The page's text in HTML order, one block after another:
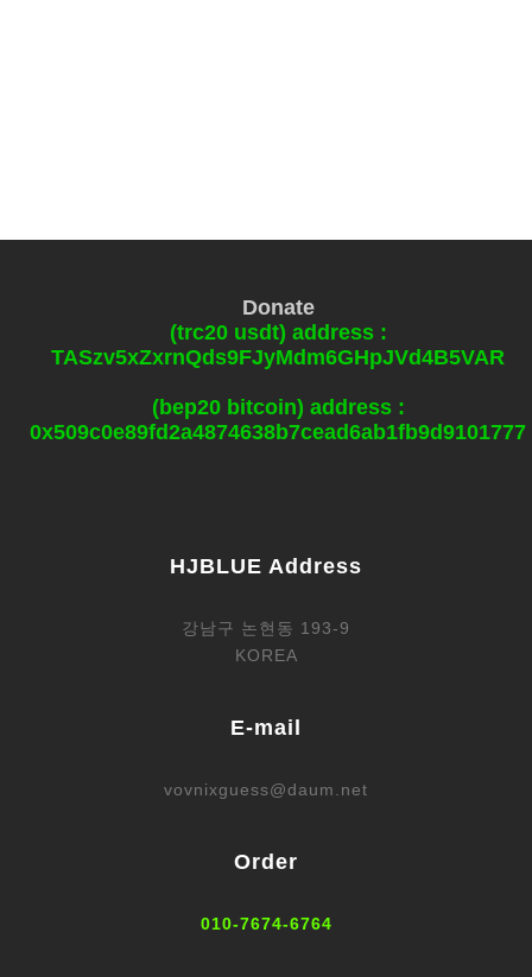
Donate
(trc20 usdt) address :
TASzv5xZxrnQds9FJyMdm6GHpJVd4B5VAR
(bep20 bitcoin) address :
0x509c0e89fd2a4874638b7cead6ab1fb9d9101777
HJBLUE Address
강남구 논현동 193-9
KOREA
E-mail
vovnixguess@daum.net
Order
010-7674-6764